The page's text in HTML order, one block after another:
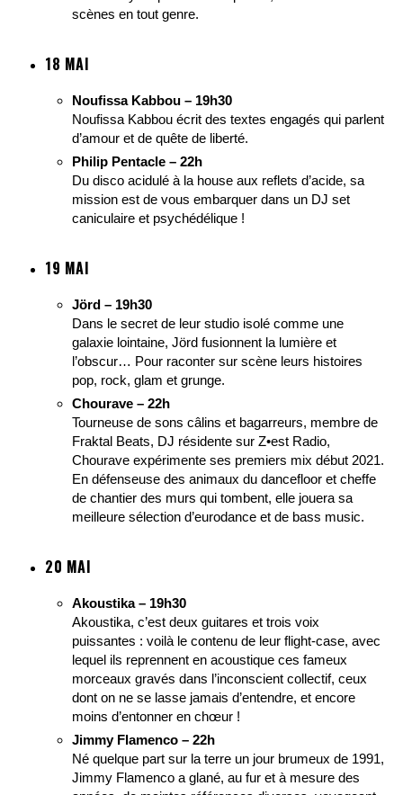
scènes en tout genre.
18 MAI
Noufissa Kabbou – 19h30
Noufissa Kabbou écrit des textes engagés qui parlent
d’amour et de quête de liberté.
Philip Pentacle – 22h
Du disco acidulé à la house aux reflets d’acide, sa
mission est de vous embarquer dans un DJ set
caniculaire et psychédélique !
19 MAI
Jörd – 19h30
Dans le secret de leur studio isolé comme une
galaxie lointaine, Jörd fusionnent la lumière et
l’obscur… Pour raconter sur scène leurs histoires
pop, rock, glam et grunge.
Chourave – 22h
Tourneuse de sons câlins et bagarreurs, membre de
Fraktal Beats, DJ résidente sur Z•est Radio,
Chourave expérimente ses premiers mix début 2021.
En défenseuse des animaux du dancefloor et cheffe
de chantier des murs qui tombent, elle jouera sa
meilleure sélection d’eurodance et de bass music.
20 MAI
Akoustika – 19h30
Akoustika, c’est deux guitares et trois voix
puissantes : voilà le contenu de leur flight-case, avec
lequel ils reprennent en acoustique ces fameux
morceaux gravés dans l’inconscient collectif, ceux
dont on ne se lasse jamais d’entendre, et encore
moins d’entonner en chœur !
Jimmy Flamenco – 22h
Né quelque part sur la terre un jour brumeux de 1991,
Jimmy Flamenco a glané, au fur et à mesure des